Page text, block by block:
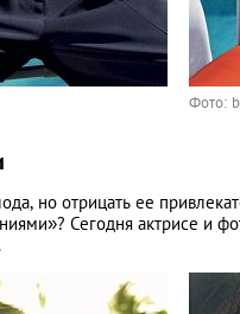
Фото:
но отрицать ее
Сегодня актрисе и